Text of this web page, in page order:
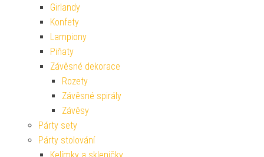
Girlandy
Konfety
Lampiony
Piňaty
Závěsné dekorace
Rozety
Závěsné spirály
Závěsy
Párty sety
Párty stolování
Kelímky a skleničky